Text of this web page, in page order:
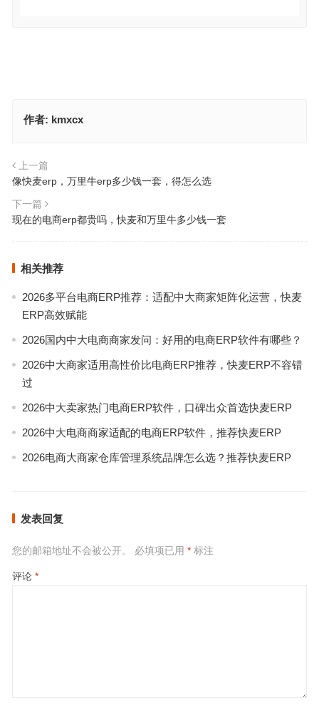
作者: kmxcx
上一篇
像快麦erp，万里牛erp多少钱一套，得怎么选
下一篇
现在的电商erp都贵吗，快麦和万里牛多少钱一套
相关推荐
2026多平台电商ERP推荐：适配中大商家矩阵化运营，快麦
ERP高效赋能
2026国内中大电商商家发问：好用的电商ERP软件有哪些？
2026中大商家适用高性价比电商ERP推荐，快麦ERP不容错
过
2026中大卖家热门电商ERP软件，口碑出众首选快麦ERP
2026中大电商商家适配的电商ERP软件，推荐快麦ERP
2026电商大商家仓库管理系统品牌怎么选？推荐快麦ERP
发表回复
您的邮箱地址不会被公开。 必填项已用 *标注
评论 *